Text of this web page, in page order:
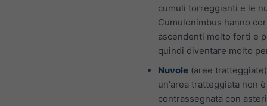
cumuli torreggianti e le
Cumulonimbus hanno
ascendenti molto forti e
quindi diventare molto
Nuvole (aree
un'area tratteggiata non
contrassegnata con